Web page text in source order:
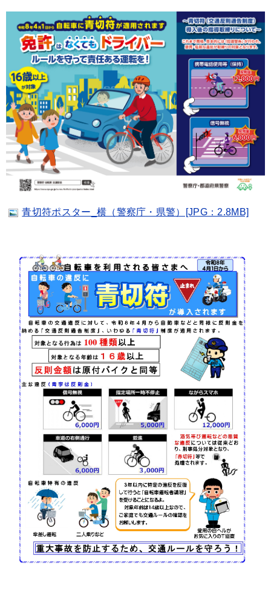
青切符ポスター_横（警察庁・県警）[JPG：2.8MB]